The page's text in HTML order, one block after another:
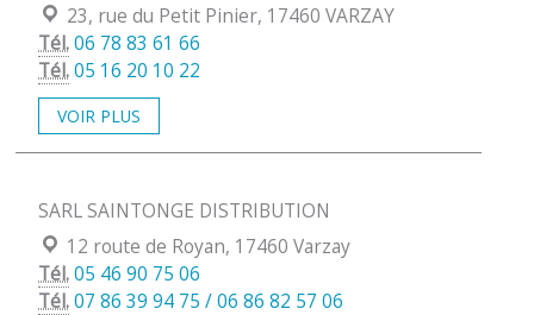
Localisation :
23, rue du Petit Pinier, 17460 VARZAY
Tél.06 78 83 61 66
Tél.05 16 20 10 22
VOIR PLUS
SARL SAINTONGE DISTRIBUTION
Localisation :
12 route de Royan, 17460 Varzay
Tél.05 46 90 75 06
Tél.07 86 39 94 75 / 06 86 82 57 06